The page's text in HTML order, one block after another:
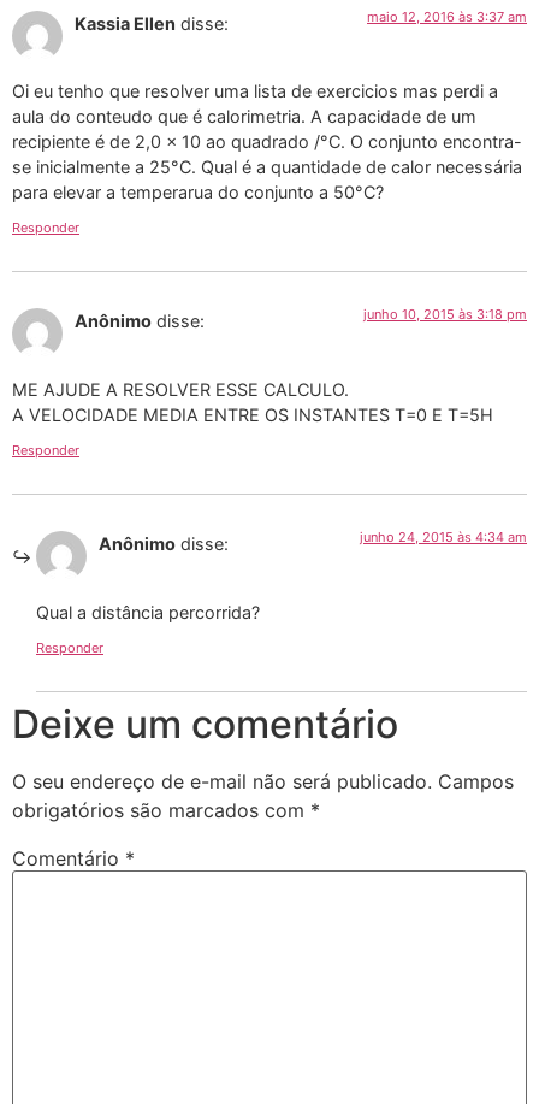
Kassia Ellen disse: maio 12, 2016 às 3:37 am
Oi eu tenho que resolver uma lista de exercicios mas perdi a
aula do conteudo que é calorimetria. A capacidade de um
recipiente é de 2,0 x 10 ao quadrado /°C. O conjunto encontra-
se inicialmente a 25°C. Qual é a quantidade de calor necessária
para elevar a temperarua do conjunto a 50°C?
Responder
Anônimo disse: junho 10, 2015 às 3:18 pm
ME AJUDE A RESOLVER ESSE CALCULO.
A VELOCIDADE MEDIA ENTRE OS INSTANTES T=0 E T=5H
Responder
Anônimo disse: junho 24, 2015 às 4:34 am
Qual a distância percorrida?
Responder
Deixe um comentário
O seu endereço de e-mail não será publicado. Campos
obrigatórios são marcados com *
Comentário *